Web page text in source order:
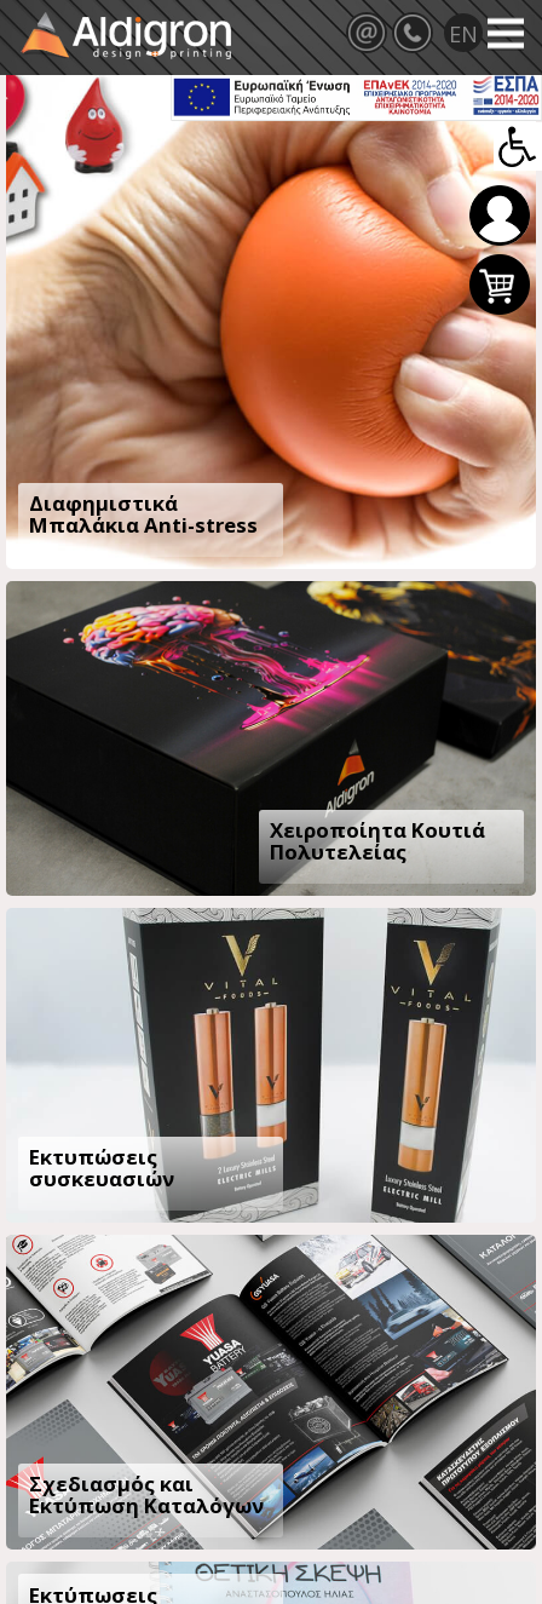
Διαφημιστικά
Μπαλάκια Anti-stress
Χειροποίητα Κουτιά
Πολυτελείας
Εκτυπώσεις
συσκευασιών
Σχεδιασμός και
Εκτύπωση Καταλόγων
Εκτύπωσεις